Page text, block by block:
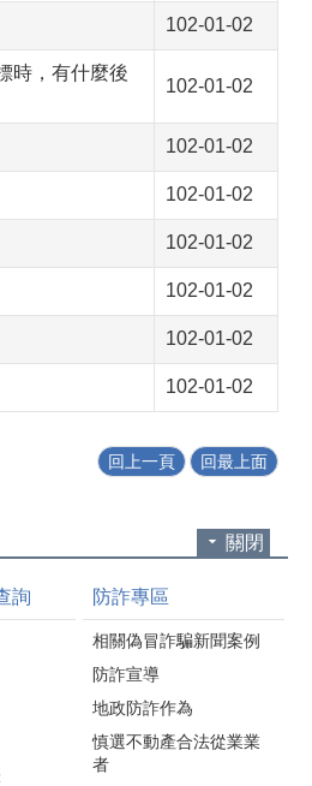
102-01-02
時，有什麼後
102-01-02
102-01-02
102-01-02
102-01-02
102-01-02
102-01-02
102-01-02
回上一頁 回最上面
關閉
詢 防詐專區
相關偽冒詐騙新聞案例
防詐宣導
地政防詐作為
慎選不動產合法從業業
者